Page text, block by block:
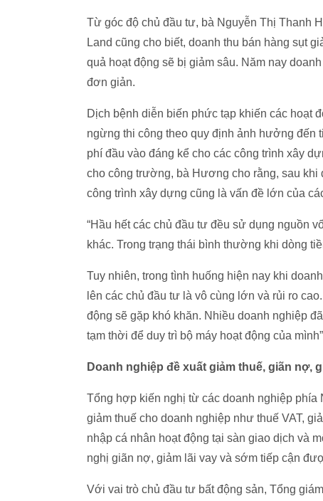
Từ góc độ chủ đầu tư, bà Nguyễn Thị Thanh
Land cũng cho biết, doanh thu bán hàng sụt
quả hoạt động sẽ bị giảm sâu. Năm nay
đơn giản.
Dịch bệnh diễn biến phức tạp khiến các hoạt
ngừng thi công theo quy định ảnh hưởng đến
phí đầu vào đáng kể cho các công trình xây
cho công trường, bà Hương cho rằng, sau khi
công trình xây dựng cũng là vấn đề lớn của
“Hầu hết các chủ đầu tư đều sử dụng nguồn
khác. Trong trạng thái bình thường khi dòng
Tuy nhiên, trong tình huống hiện nay khi
lên các chủ đầu tư là vô cùng lớn và rủi ro
động sẽ gặp khó khăn. Nhiều doanh nghiệp
tạm thời để duy trì bộ máy hoạt động của
Doanh nghiệp đề xuất giảm thuế, giãn nợ,
Tổng hợp kiến nghị từ các doanh nghiệp phía
giảm thuế cho doanh nghiệp như thuế VAT,
nhập cá nhân hoạt động tại sàn giao dịch và
nghị giãn nợ, giảm lãi vay và sớm tiếp cận
Với vai trò chủ đầu tư bất động sản, Tổng